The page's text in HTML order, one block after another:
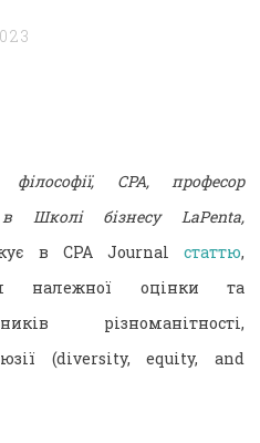
CPA, професор
в Школі бізнесу LaPenta,
в CPA Journalстаттю,
належної оцінки та
різноманітності,
(diversity, equity, and